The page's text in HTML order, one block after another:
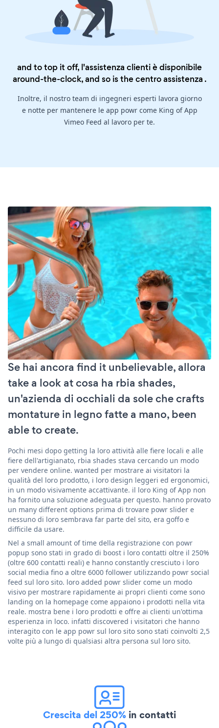
and to top it off, l'assistenza clienti è disponibile
around-the-clock, and so is thecentro assistenza .
Inoltre, il nostro team di ingegneri esperti lavora giorno
e notte per mantenere le app powr come King of App
Vimeo Feed al lavoro per te.
Se hai ancora find it unbelievable, allora
take a look at cosa ha rbia shades,
un'azienda di occhiali da sole che crafts
montature in legno fatte a mano, been
able to create.
Pochi mesi dopo getting la loro attività alle fiere locali e alle
fiere dell'artigianato, rbia shades stava cercando un modo
per vendere online. wanted per mostrare ai visitatori la
qualità del loro prodotto, i loro design leggeri ed ergonomici,
in un modo visivamente accattivante. il loro King of App non
ha fornito una soluzione adeguata per questo. hanno provato
un many different options prima di trovare powr slider e
nessuno di loro sembrava far parte del sito, era goffo e
difficile da usare.
Nel a small amount of time della registrazione con powr
popup sono stati in grado di boost i loro contatti oltre il 250%
(oltre 600 contatti reali) e hanno constantly cresciuto i loro
social media fino a oltre 6000 follower utilizzando powr social
feed sul loro sito. loro added powr slider come un modo
visivo per mostrare rapidamente ai propri clienti come sono
landing on la homepage come appaiono i prodotti nella vita
reale. mostra bene i loro prodotti e offre ai clienti un'ottima
esperienza in loco. infatti discovered i visitatori che hanno
interagito con le app powr sul loro sito sono stati coinvolti 2,5
volte più a lungo di qualsiasi altra persona sul loro sito.
Crescita del 250% in contatti